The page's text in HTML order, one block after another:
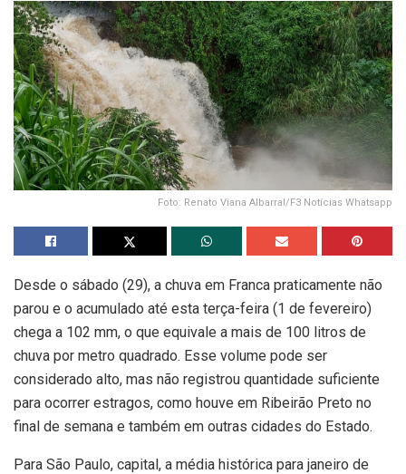
Foto: Renato Viana Albarral/F3 Notícias Whatsapp
Desde o sábado (29), a chuva em Franca praticamente não
parou e o acumulado até esta terça-feira (1 de fevereiro)
chega a 102 mm, o que equivale a mais de 100 litros de
chuva por metro quadrado. Esse volume pode ser
considerado alto, mas não registrou quantidade suficiente
para ocorrer estragos, como houve em Ribeirão Preto no
final de semana e também em outras cidades do Estado.
Para São Paulo, capital, a média histórica para janeiro de